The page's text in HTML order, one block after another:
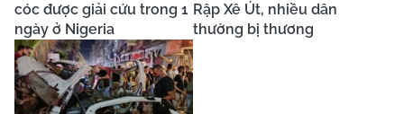
cóc được giải cứu trong 1
ngày ở Nigeria
Rập Xê Út, nhiều dân
thường bị thương